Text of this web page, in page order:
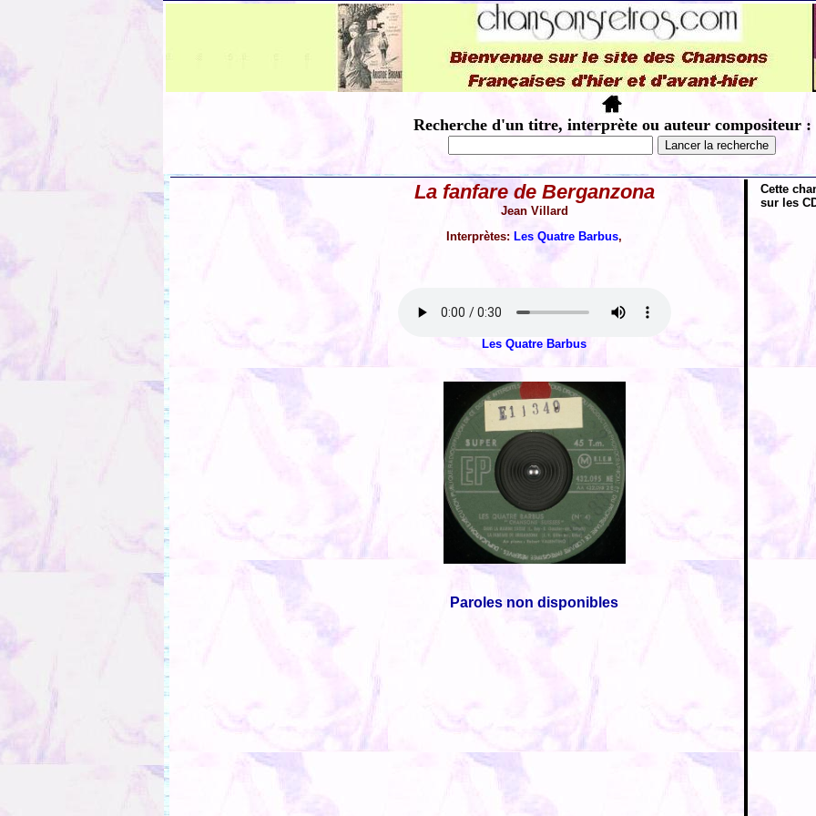
Recherche d'un titre, interprète ou auteur compositeur :
La fanfare de Berganzona
Jean Villard
Interprètes: Les Quatre Barbus,
Les Quatre Barbus
Paroles non disponibles
Cette
sur les